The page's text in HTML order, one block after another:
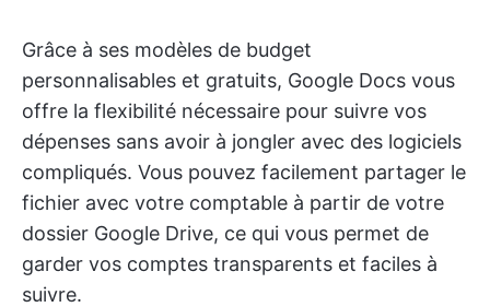
Grâce à ses modèles de budget
personnalisables et gratuits, Google Docs vous
offre la flexibilité nécessaire pour suivre vos
dépenses sans avoir à jongler avec des logiciels
compliqués. Vous pouvez facilement partager le
fichier avec votre comptable à partir de votre
dossier Google Drive, ce qui vous permet de
garder vos comptes transparents et faciles à
suivre.